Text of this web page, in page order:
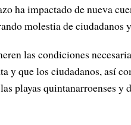
ha impactado de nueva
molestia de ciudadanos
las condiciones
y que los ciudadanos, así
playas quintanarroenses y